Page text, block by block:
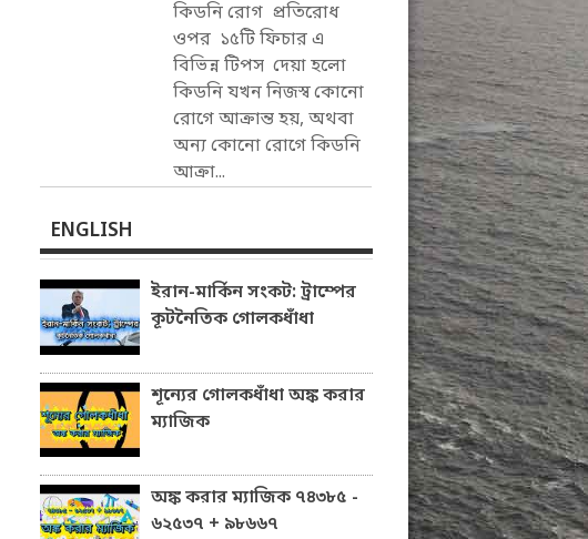
কিডনি রোগ প্রতিরোধ
ওপর ১৫টি ফিচার এ
বিভিন্ন টিপস দেয়া হলো
কিডনি যখন নিজস্ব কোনো
রোগে আক্রান্ত হয়, অথবা
অন্য কোনো রোগে কিডনি
আক্রা...
ENGLISH
ইরান-মার্কিন সংকট: ট্রাম্পের
কূটনৈতিক গোলকধাঁধা
শূন্যের গোলকধাঁধা অঙ্ক করার
ম্যাজিক
অঙ্ক করার ম্যাজিক ৭৪৩৮৫ -
৬২৫৩৭ + ৯৮৬৬৭